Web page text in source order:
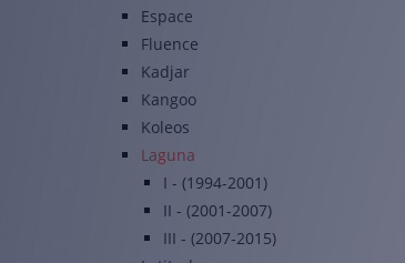
Espace
Fluence
Kadjar
Kangoo
Koleos
Laguna
I - (1994-2001)
II - (2001-2007)
III - (2007-2015)